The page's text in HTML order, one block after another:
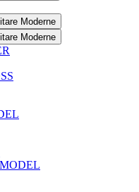
Moderne
Moderne